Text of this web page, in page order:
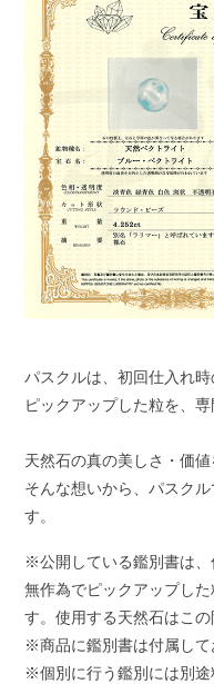
パスクルは、初回仕入れ
ピックアップした粒を、
天然石の真の美しさ・価値
そんな想いから、パスク
す。
※公開している鑑別書は、
無作為でピックアップし
す。使用する天然石はこ
※商品に鑑別書は付属して
※個別に行う鑑別には別途